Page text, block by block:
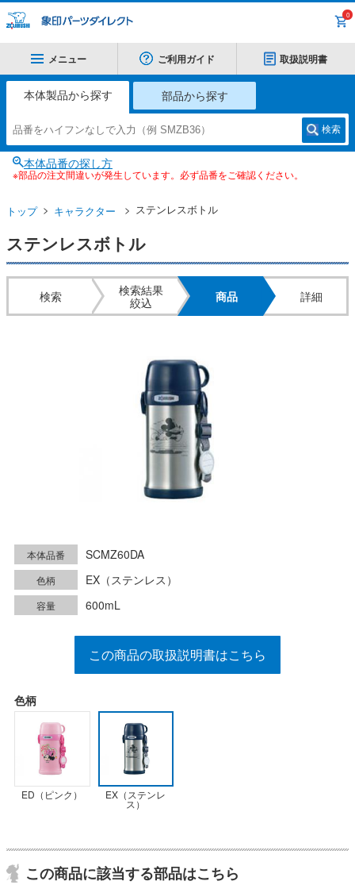
0
メニュー ご利用ガイド 取扱説明書
本体製品から探す 部品から探す
検索
本体品番の探し方
※部品の注文間違いが発生しています。必ず品番をご確認ください。
トップ キャラクター ステンレスボトル
ステンレスボトル
検索
検索結果
絞込
商品 詳細
本体品番 SCMZ60DA
色柄 EX（ステンレス）
容量 600mL
この商品の取扱説明書はこちら
色柄
ED（ピンク） EX（ステンレ
ス）
この商品に該当する部品はこちら